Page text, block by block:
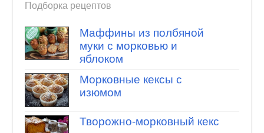
Подборка рецептов
Маффины из полбяной
муки с морковью и
яблоком
Морковные кексы с
изюмом
Творожно-морковный кекс